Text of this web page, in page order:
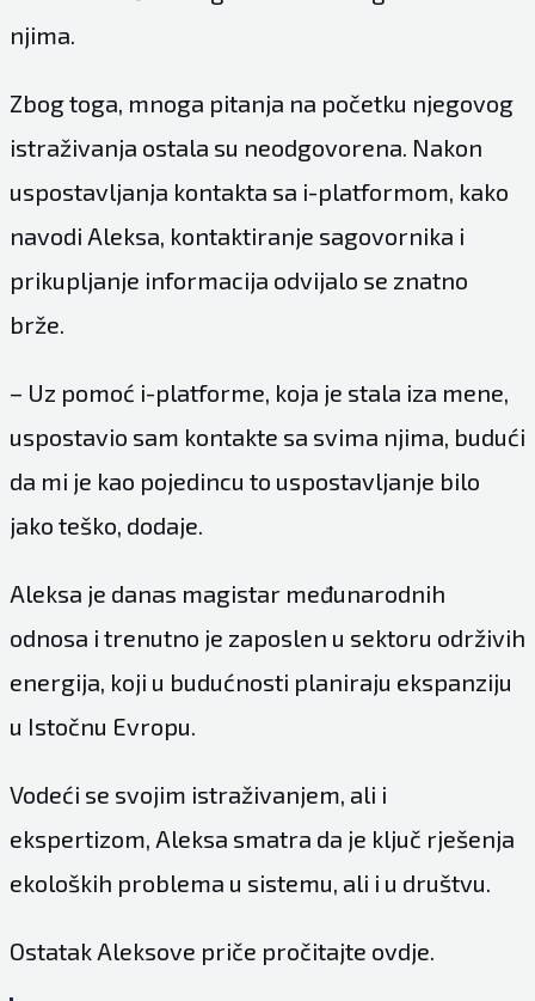
njima.
Zbog toga, mnoga pitanja na početku njegovog
istraživanja ostala su neodgovorena. Nakon
uspostavljanja kontakta sa i-platformom, kako
navodi Aleksa, kontaktiranje sagovornika i
prikupljanje informacija odvijalo se znatno
brže.
– Uz pomoć i-platforme, koja je stala iza mene,
uspostavio sam kontakte sa svima njima, budući
da mi je kao pojedincu to uspostavljanje bilo
jako teško, dodaje.
Aleksa je danas magistar međunarodnih
odnosa i trenutno je zaposlen u sektoru održivih
energija, koji u budućnosti planiraju ekspanziju
u Istočnu Evropu.
Vodeći se svojim istraživanjem, ali i
ekspertizom, Aleksa smatra da je ključ rješenja
ekoloških problema u sistemu, ali i u društvu.
Ostatak Aleksove priče pročitajte ovdje.